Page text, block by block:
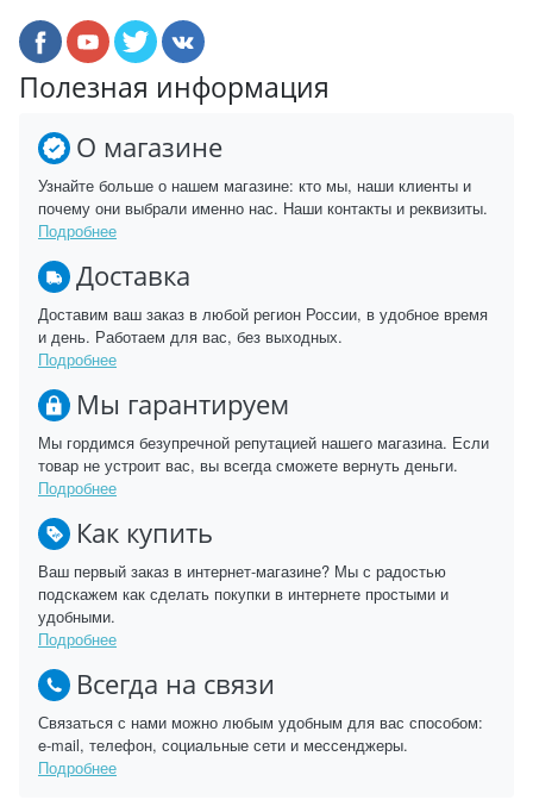
Полезная информация
О магазине
Узнайте больше о нашем магазине: кто мы, наши клиенты и
почему они выбрали именно нас. Наши контакты и реквизиты.
Подробнее
Доставка
Доставим ваш заказ в любой регион России, в удобное время
и день. Работаем для вас, без выходных.
Подробнее
Мы гарантируем
Мы гордимся безупречной репутацией нашего магазина. Если
товар не устроит вас, вы всегда сможете вернуть деньги.
Подробнее
Как купить
Ваш первый заказ в интернет-магазине? Мы с радостью
подскажем как сделать покупки в интернете простыми и
удобными.
Подробнее
Всегда на связи
Связаться с нами можно любым удобным для вас способом:
e-mail, телефон, социальные сети и мессенджеры.
Подробнее